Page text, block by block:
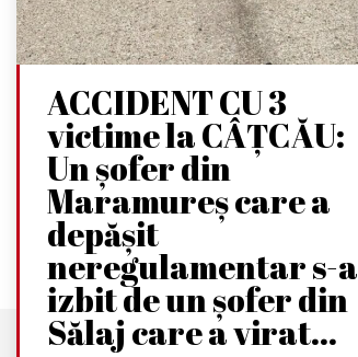
ACCIDENT CU 3
victime la CÂȚCĂU:
Un șofer din
Maramureș care a
depășit
neregulamentar s-a
izbit de un șofer din
Sălaj care a virat...